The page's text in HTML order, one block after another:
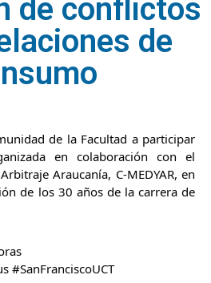
de conflictos
de
de la Facultad a participar
en colaboración con el
Araucanía, C-MEDYAR, en
de los 30 años de la carrera de
#SanFranciscoUCT